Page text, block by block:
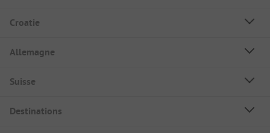
Croatie
Allemagne
Suisse
Destinations